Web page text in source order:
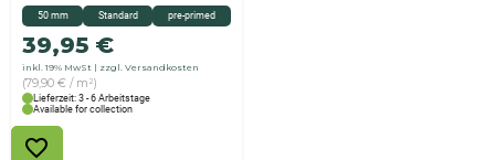
50 mm Standard pre-primed
39,95 €
inkl. 19% MwSt zzgl. Versandkosten
(79,90 € / m²)
Lieferzeit: 3 - 6 Arbeitstage
Available for collection